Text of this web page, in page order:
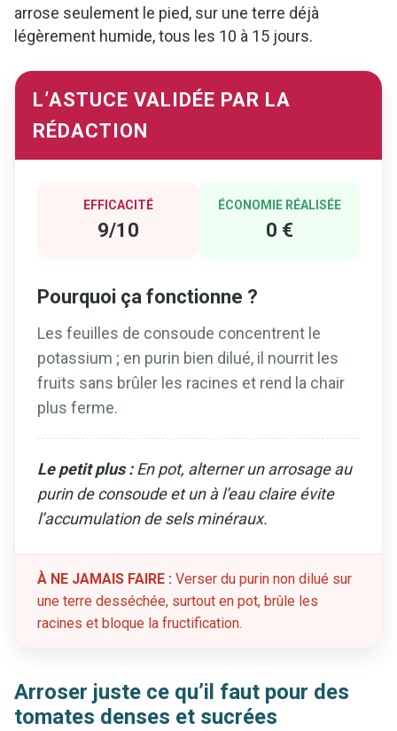
arrose seulement le pied, sur une terre déjà
légèrement humide, tous les 10 à 15 jours.
L’ASTUCE VALIDÉE PAR LA
RÉDACTION
EFFICACITÉ
9/10
ÉCONOMIE RÉALISÉE
0 €
Pourquoi ça fonctionne ?
Les feuilles de consoude concentrent le
potassium ; en purin bien dilué, il nourrit les
fruits sans brûler les racines et rend la chair
plus ferme.
Le petit plus :En pot, alterner un arrosage au
purin de consoude et un à l’eau claire évite
l’accumulation de sels minéraux.
À NE JAMAIS FAIRE : Verser du purin non dilué sur
une terre desséchée, surtout en pot, brûle les
racines et bloque la fructification.
Arroser juste ce qu’il faut pour des
tomates denses et sucrées